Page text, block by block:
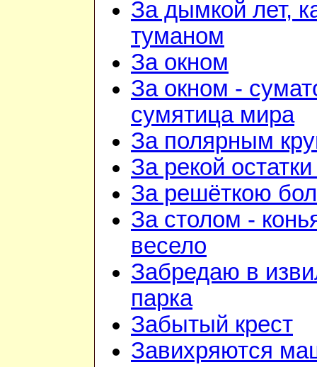
За дымкой лет,
туманом
За окном
За окном -
сумятица мира
За полярным
За рекой
За решёткою
За столом -
весело
Забредаю в
парка
Забытый крест
Завихряются